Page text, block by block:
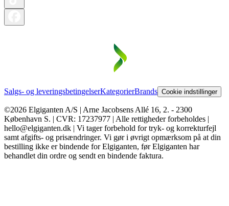
Salgs- og leveringsbetingelserKategorierBrands Cookie indstillinger
©2026 Elgiganten A/S | Arne Jacobsens Allé 16, 2. - 2300
København S. | CVR: 17237977 | Alle rettigheder forbeholdes |
hello@elgiganten.dk | Vi tager forbehold for tryk- og korrekturfejl
samt afgifts- og prisændringer. Vi gør i øvrigt opmærksom på at din
bestilling ikke er bindende for Elgiganten, før Elgiganten har
behandlet din ordre og sendt en bindende faktura.